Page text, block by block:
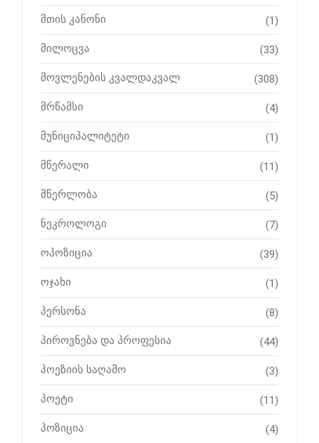
მთის კანონი (1)
მილოცვა (33)
მოვლენების კვალდაკვალ (308)
მრწამსი (4)
მუნიციპალიტეტი (1)
მწერალი (11)
მწერლობა (5)
ნეკროლოგი (7)
ოპოზიცია (39)
ოჯახი (1)
პერსონა (8)
პიროვნება და პროფესია (44)
პოეზიის საღამო (3)
პოეტი (11)
პოზიცია (4)